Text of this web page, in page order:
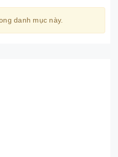
danh mục này.